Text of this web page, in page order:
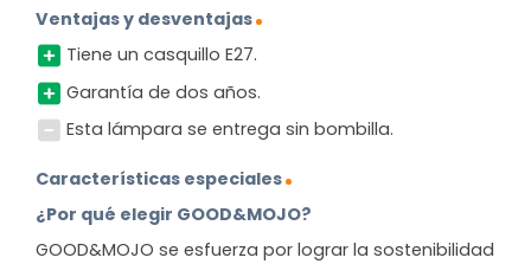
Ventajas y desventajas
Tiene un casquillo E27.
Garantía de dos años.
Esta lámpara se entrega sin bombilla.
Características especiales
¿Por qué elegir GOOD&MOJO?
GOOD&MOJO se esfuerza por lograr la sostenibilidad